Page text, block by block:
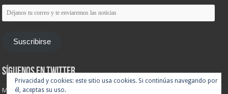
Déjanos
tu
correo
enviaremos
Suscribirse
Síguenos en Twitter
Mis tuits
Privacidad y cookies: este sitio usa cookies. Si continúas navegando por
él, aceptas su uso.